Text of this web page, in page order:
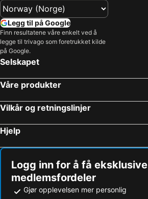
Legg til på Google
Finn resultatene våre enkelt ved å
legge til trivago som foretrukket kilde
på Google.
Selskapet
Våre produkter
Vilkår og retningslinjer
Hjelp
Logg inn for å få eksklusive
medlemsfordeler
Gjør opplevelsen mer personlig